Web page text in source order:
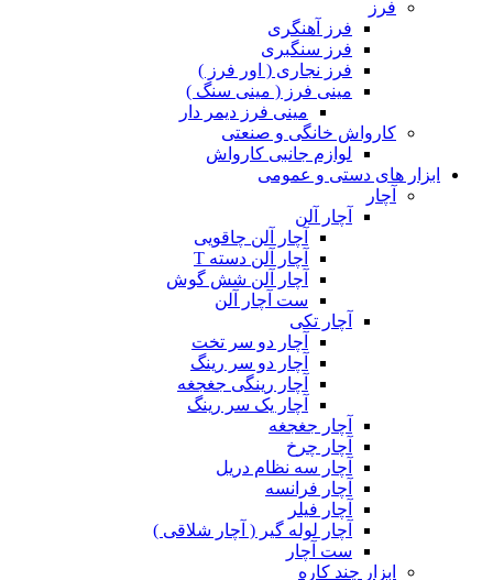
فرز
فرز آهنگری
فرز سنگبری
فرز نجاری ( اور فرز )
مینی فرز ( مینی سنگ )
مینی فرز دیمر دار
کارواش خانگی و صنعتی
لوازم جانبی کارواش
ابزار های دستی و عمومی
آچار
آچار آلن
آچار آلن چاقویی
آچار آلن دسته T
آچار آلن شش گوش
ست آچار آلن
آچار تکی
آچار دو سر تخت
آچار دو سر رینگ
آچار رینگی جغجغه
آچار یک سر رینگ
آچار جغجغه
آچار چرخ
آچار سه نظام دریل
آچار فرانسه
آچار فیلر
آچار لوله گیر ( آچار شلاقی )
ست آچار
ابزار چند کاره